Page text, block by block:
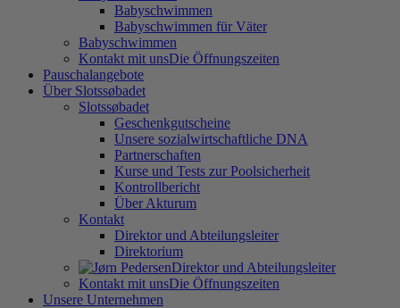
Babyschwimmen
Babyschwimmen für Väter
Babyschwimmen
Kontakt mit unsDie Öffnungszeiten
Pauschalangebote
Über Slotssøbadet
Slotssøbadet
Geschenkgutscheine
Unsere sozialwirtschaftliche DNA
Partnerschaften
Kurse und Tests zur Poolsicherheit
Kontrollbericht
Über Akturum
Kontakt
Direktor und Abteilungsleiter
Direktorium
Direktor und Abteilungsleiter
Kontakt mit unsDie Öffnungszeiten
Unsere Unternehmen